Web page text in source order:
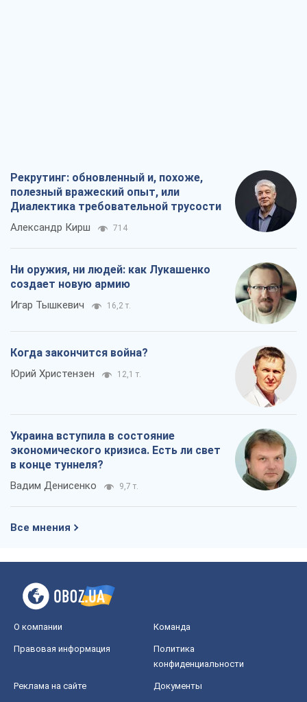
Рекрутинг: обновленный и, похоже,
полезный вражеский опыт, или
Диалектика требовательной трусости
Александр Кирш 714
Ни оружия, ни людей: как Лукашенко
создает новую армию
Игар Тышкевич 16,2 т.
Когда закончится война?
Юрий Христензен 12,1 т.
Украина вступила в состояние
экономического кризиса. Есть ли свет
в конце туннеля?
Вадим Денисенко 9,7 т.
Все мнения
О компании Команда
Правовая информация
Политика
конфиденциальности
Реклама на сайте Документы